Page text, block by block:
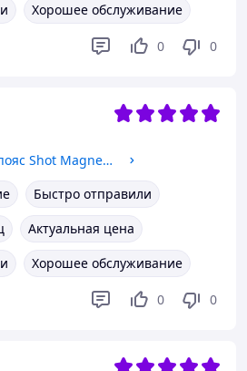
Хорошее обслуживание
0 0
Тактический боевой пояс Shot Magneto в цвете мультикам модульный пояс для тактической экипировки с Молли M
Быстро отправили
Актуальная цена
Хорошее обслуживание
0 0